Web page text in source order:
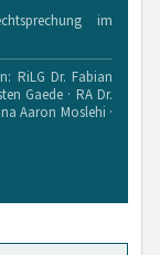
im
RiLG Dr. Fabian
Gaede · RA Dr.
Aaron Moslehi ·